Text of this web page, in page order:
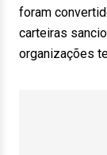
foram
carteiras
organizações